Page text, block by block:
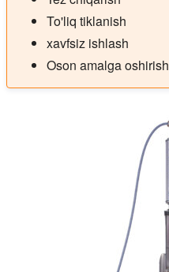
To'liq tiklanish
xavfsiz ishlash
Oson amalga oshirish